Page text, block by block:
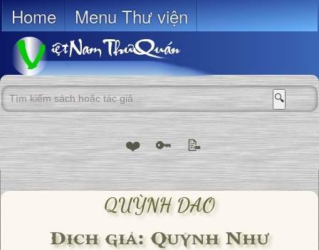
Home Menu Thư viện
🔍
❤️ 🔑 📝
QUỲNH DAO
Dịch giả: Quỳnh Như